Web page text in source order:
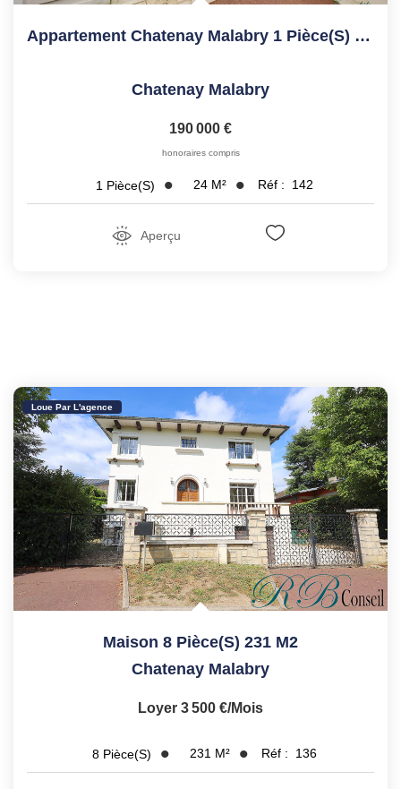
Appartement Chatenay Malabry 1 Pièce(s) 23.79 M2
Chatenay Malabry
190 000 €
honoraires compris
1 Pièce(s) 24 M² Réf : 142
Aperçu
Loue Par L'agence
Maison 8 Pièce(s) 231 M2
Chatenay Malabry
Loyer 3 500 €/mois
8 Pièce(s) 231 M² Réf : 136